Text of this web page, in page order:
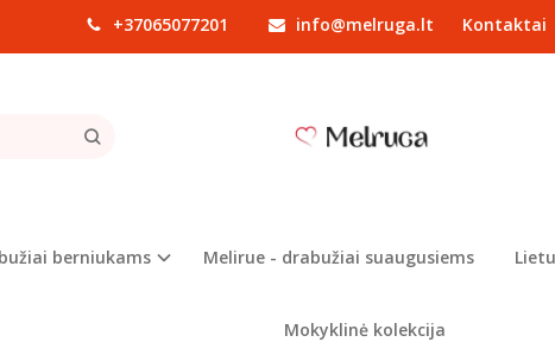
+37065077201 info@melruga.lt Kontaktai
berniukams Melirue - drabužiai suaugusiems
Mokyklinė kolekcija